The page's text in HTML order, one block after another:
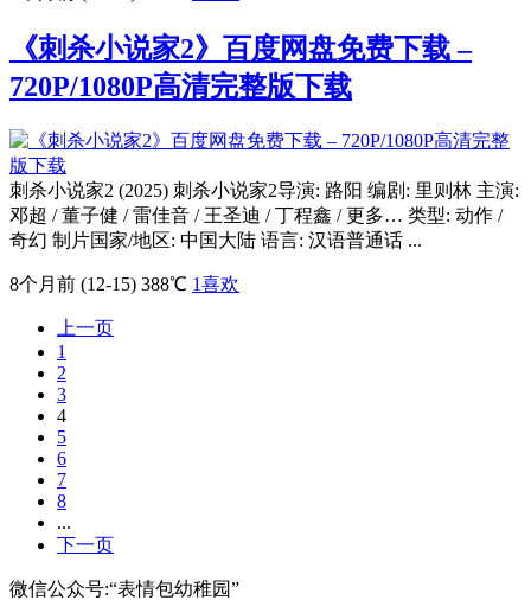
《刺杀小说家2》百度网盘免费下载 –
720P/1080P高清完整版下载
刺杀小说家2 (2025) 刺杀小说家2导演: 路阳 编剧: 里则林 主演:
邓超 / 董子健 / 雷佳音 / 王圣迪 / 丁程鑫 / 更多… 类型: 动作 /
奇幻 制片国家/地区: 中国大陆 语言: 汉语普通话 ...
8个月前 (12-15) 388℃ 1喜欢
上一页
1
2
3
4
5
6
7
8
...
下一页
微信公众号:“表情包幼稚园”